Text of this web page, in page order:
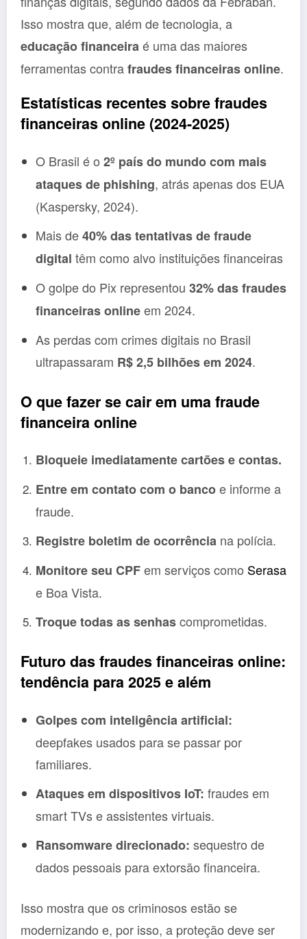
Isso mostra que, além de tecnologia, a
educação financeiraé uma das maiores
ferramentas contrafraudes financeiras online.
Estatísticas recentes sobre fraudes
financeiras online (2024-2025)
O Brasil é o 2º país do mundo com mais
ataques de phishing, atrás apenas dos EUA
(Kaspersky, 2024).
Mais de40% das tentativas de fraude
digital têm como alvo instituições financeiras
O golpe do Pix representou 32% das fraudes
financeiras onlineem 2024.
As perdas com crimes digitais no Brasil
ultrapassaram R$ 2,5 bilhões em 2024.
O que fazer se cair em uma fraude
financeira online
Bloqueie imediatamente cartões e contas.
Entre em contato com o bancoe informe a
fraude.
Registre boletim de ocorrência na polícia.
Monitore seu CPFem serviços como Serasa
e Boa Vista.
Troque todas as senhascomprometidas.
Futuro das fraudes financeiras online:
tendência para 2025 e além
Golpes com inteligência artificial:
deepfakes usados para se passar por
familiares.
Ataques em dispositivos IoT: fraudes em
smart TVs e assistentes virtuais.
Ransomware direcionado: sequestro de
dados pessoais para extorsão financeira.
Isso mostra que os criminosos estão se
modernizando e, por isso, a proteção deve ser